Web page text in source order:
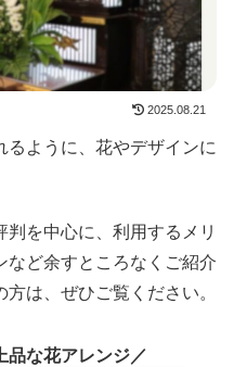
2025.08.21
るように、花やデザインに
を中心に、利用するメリ
など余すところなくご紹介
は、ぜひご覧ください。
品な花アレンジ